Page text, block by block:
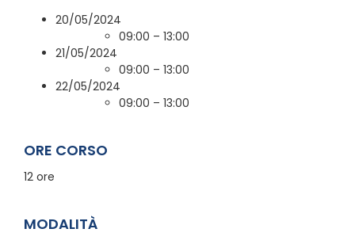
20/05/2024
09:00 – 13:00
21/05/2024
09:00 – 13:00
22/05/2024
09:00 – 13:00
ORE CORSO
12 ore
MODALITÀ